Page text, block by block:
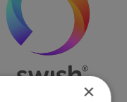
×